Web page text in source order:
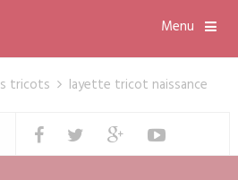
Menu
tricots layette tricot naissance